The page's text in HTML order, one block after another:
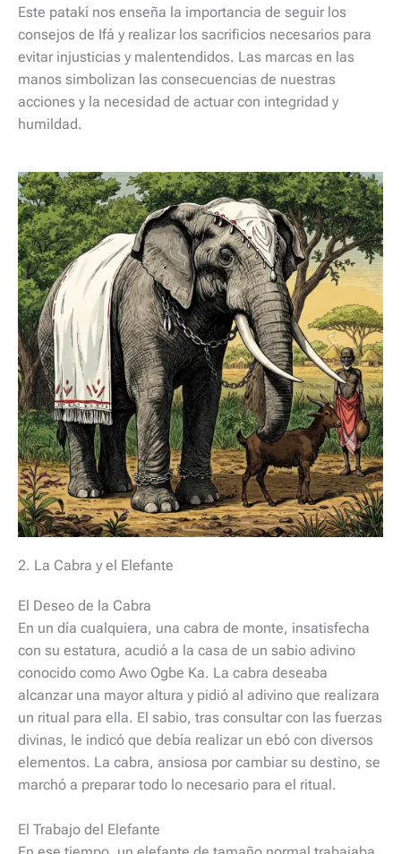
Este patakí nos enseña la importancia de seguir los
consejos de Ifá y realizar los sacrificios necesarios para
evitar injusticias y malentendidos. Las marcas en las
manos simbolizan las consecuencias de nuestras
acciones y la necesidad de actuar con integridad y
humildad.
2. La Cabra y el Elefante
El Deseo de la Cabra
En un día cualquiera, una cabra de monte, insatisfecha
con su estatura, acudió a la casa de un sabio adivino
conocido como Awo Ogbe Ka. La cabra deseaba
alcanzar una mayor altura y pidió al adivino que realizara
un ritual para ella. El sabio, tras consultar con las fuerzas
divinas, le indicó que debía realizar un ebó con diversos
elementos. La cabra, ansiosa por cambiar su destino, se
marchó a preparar todo lo necesario para el ritual.
El Trabajo del Elefante